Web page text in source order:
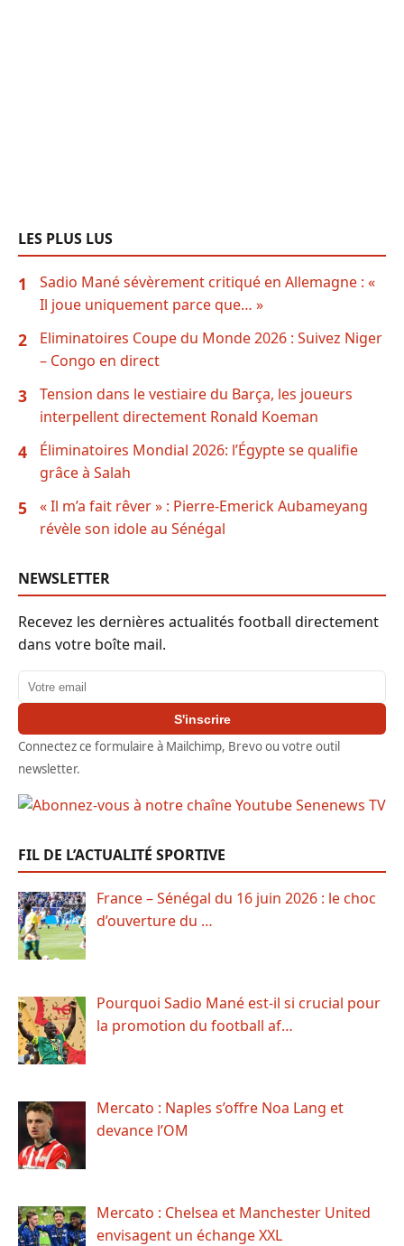
LES PLUS LUS
1
Sadio Mané sévèrement critiqué en Allemagne : «
Il joue uniquement parce que… »
2
Eliminatoires Coupe du Monde 2026 : Suivez Niger
– Congo en direct
3
Tension dans le vestiaire du Barça, les joueurs
interpellent directement Ronald Koeman
4
Éliminatoires Mondial 2026: l’Égypte se qualifie
grâce à Salah
5
« Il m’a fait rêver » : Pierre-Emerick Aubameyang
révèle son idole au Sénégal
NEWSLETTER
Recevez les dernières actualités football directement
dans votre boîte mail.
Adresse email
S'inscrire
Connectez ce formulaire à Mailchimp, Brevo ou votre outil
newsletter.
FIL DE L’ACTUALITÉ SPORTIVE
France – Sénégal du 16 juin 2026 : le choc
d’ouverture du …
Pourquoi Sadio Mané est-il si crucial pour
la promotion du football af…
Mercato : Naples s’offre Noa Lang et
devance l’OM
Mercato : Chelsea et Manchester United
envisagent un échange XXL